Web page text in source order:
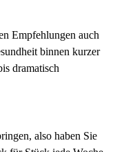
Empfehlungen auch
binnen kurzer
dramatisch
also haben Sie